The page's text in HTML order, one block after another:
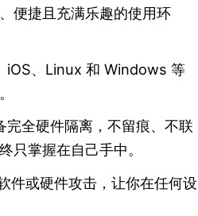
便捷且充满乐趣的使用环
iOS、Linux 和 Windows 等
全硬件隔离，不留痕、不联
只掌握在自己手中。
件或硬件攻击，让你在任何设